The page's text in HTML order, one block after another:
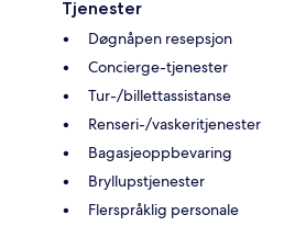
Tjenester
Døgnåpen resepsjon
Concierge-tjenester
Tur-/billettassistanse
Renseri-/vaskeritjenester
Bagasjeoppbevaring
Bryllupstjenester
Flerspråklig personale